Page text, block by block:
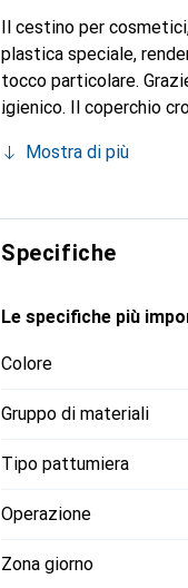
Il cestino per
plastica speciale,
tocco particolare.
igienico. Il coperchio
coperchio a ribalta è
cestino funge da
Mostra di più
Specifiche
Le specifiche più
Colore
Gruppo di materiali
Tipo pattumiera
Operazione
Zona giorno